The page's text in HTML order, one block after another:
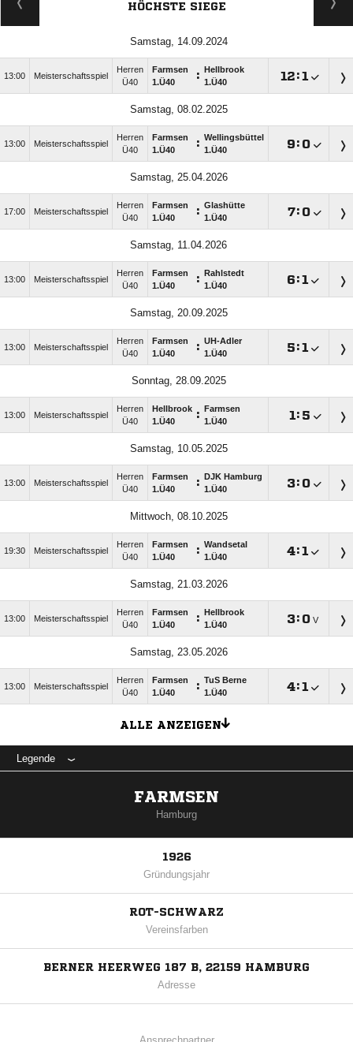
HÖCHSTE SIEGE
Samstag, 14.09.2024
13:00 Meisterschaftsspiel
Herren
Ü40
Farmsen
1.Ü40
:
Hellbrook
1.Ü40
:
Samstag, 08.02.2025
13:00 Meisterschaftsspiel
Herren
Ü40
Farmsen
1.Ü40
: Wellingsbüttel
1.Ü40
: 
Samstag, 25.04.2026
17:00 Meisterschaftsspiel
Herren
Ü40
Farmsen
1.Ü40
: Glashütte
1.Ü40
: 
Samstag, 11.04.2026
13:00 Meisterschaftsspiel
Herren
Ü40
Farmsen
1.Ü40
:
Rahlstedt
1.Ü40
:
Samstag, 20.09.2025
13:00 Meisterschaftsspiel
Herren
Ü40
Farmsen
1.Ü40
: UH-Adler
1.Ü40
:
Sonntag, 28.09.2025
13:00 Meisterschaftsspiel
Herren
Ü40
Hellbrook
1.Ü40
:
Farmsen
1.Ü40
: 
Samstag, 10.05.2025
13:00 Meisterschaftsspiel
Herren
Ü40
Farmsen
1.Ü40
:
DJK Hamburg
1.Ü40
: 
Mittwoch, 08.10.2025
19:30 Meisterschaftsspiel
Herren
Ü40
Farmsen
1.Ü40
: Wandsetal
1.Ü40
:
Samstag, 21.03.2026
13:00 Meisterschaftsspiel
Herren
Ü40
Farmsen
1.Ü40
:
Hellbrook
1.Ü40
: V
Samstag, 23.05.2026
13:00 Meisterschaftsspiel
Herren
Ü40
Farmsen
1.Ü40
: TuS Berne
1.Ü40
:
ALLE ANZEIGEN
Legende
FARMSEN
Hamburg
1926
Gründungsjahr
ROT-SCHWARZ
Vereinsfarben
BERNER HEERWEG 187 B, 22159 HAMBURG
Adresse